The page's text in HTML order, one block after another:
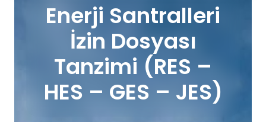
Enerji Santralleri
İzin Dosyası
Tanzimi (RES –
HES – GES – JES)